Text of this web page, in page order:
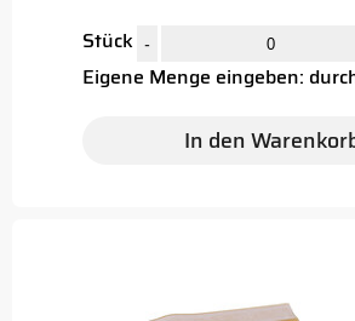
Stück -
Eigene Menge eingeben:
In den